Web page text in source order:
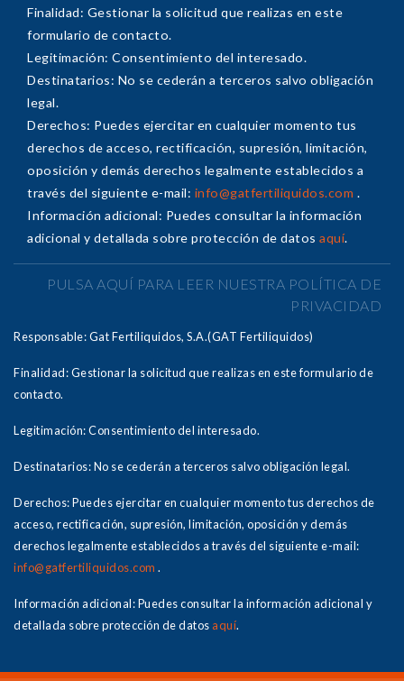
Finalidad: Gestionar la solicitud que realizas en este
formulario de contacto.
Legitimación: Consentimiento del interesado.
Destinatarios: No se cederán a terceros salvo obligación
legal.
Derechos: Puedes ejercitar en cualquier momento tus
derechos de acceso, rectificación, supresión, limitación,
oposición y demás derechos legalmente establecidos a
través del siguiente e-mail: info@gatfertiliquidos.com .
Información adicional: Puedes consultar la información
adicional y detallada sobre protección de datos aquí.
PULSA AQUÍ PARA LEER NUESTRA POLÍTICA DE
PRIVACIDAD
Responsable: Gat Fertiliquidos, S.A.(GAT Fertiliquidos)
Finalidad: Gestionar la solicitud que realizas en este formulario de
contacto.
Legitimación: Consentimiento del interesado.
Destinatarios: No se cederán a terceros salvo obligación legal.
Derechos: Puedes ejercitar en cualquier momento tus derechos de
acceso, rectificación, supresión, limitación, oposición y demás
derechos legalmente establecidos a través del siguiente e-mail:
info@gatfertiliquidos.com .
Información adicional: Puedes consultar la información adicional y
detallada sobre protección de datosaquí.